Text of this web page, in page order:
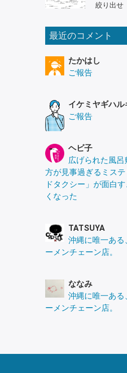
絞り出せ
最近のコメント
たかはし
ご報告
イケミヤギハル
ご報告
ヘビ子
広げられた風
方が見事過ぎるミス
ドタクシー」が面白
くなった
TATSUYA
沖縄に唯一ある
ーメンチェーン店。
ななみ
沖縄に唯一ある
ーメンチェーン店。